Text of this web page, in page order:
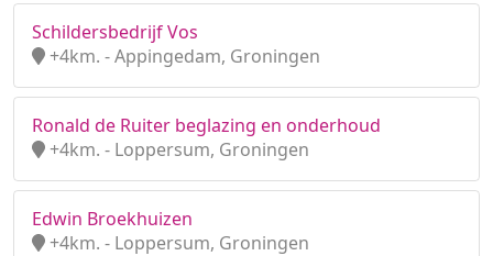
Schildersbedrijf Vos
+4km. - Appingedam, Groningen
Ronald de Ruiter beglazing en onderhoud
+4km. - Loppersum, Groningen
Edwin Broekhuizen
+4km. - Loppersum, Groningen